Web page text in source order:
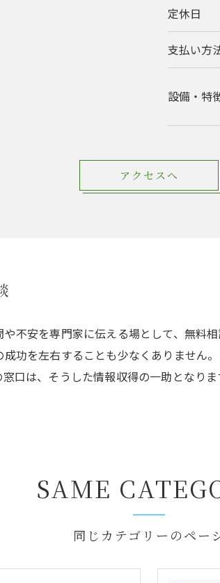
定休日
支払い方
設備・特
アクセスへ
不安を専門家に伝える場として、無料
功を左右することも少なくありません
口は、そうした情報収得の一助となり
同じカテゴリーのペー
SAME